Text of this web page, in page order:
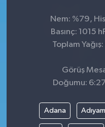
Nem: %79,
Basınç: 1015
Toplam
Görüş
Doğumu:
Adana
SOSYAL YAŞAM
ULUSAL HABERLER